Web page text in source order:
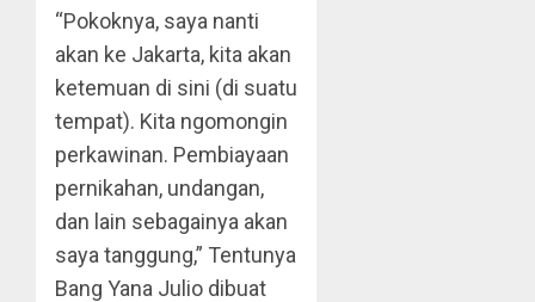
“Pokoknya, saya nanti
akan ke Jakarta, kita akan
ketemuan di sini (di suatu
tempat). Kita ngomongin
perkawinan. Pembiayaan
pernikahan, undangan,
dan lain sebagainya akan
saya tanggung,” Tentunya
Bang Yana Julio dibuat